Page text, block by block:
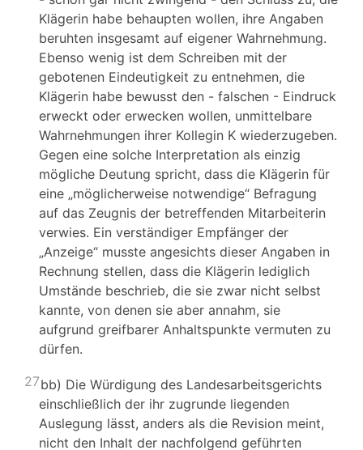
Klägerin habe behaupten wollen, ihre Angaben
beruhten insgesamt auf eigener Wahrnehmung.
Ebenso wenig ist dem Schreiben mit der
gebotenen Eindeutigkeit zu entnehmen, die
Klägerin habe bewusst den - falschen - Eindruck
erweckt oder erwecken wollen, unmittelbare
Wahrnehmungen ihrer Kollegin K wiederzugeben.
Gegen eine solche Interpretation als einzig
mögliche Deutung spricht, dass die Klägerin für
eine „möglicherweise notwendige“ Befragung
auf das Zeugnis der betreffenden Mitarbeiterin
verwies. Ein verständiger Empfänger der
„Anzeige“ musste angesichts dieser Angaben in
Rechnung stellen, dass die Klägerin lediglich
Umstände beschrieb, die sie zwar nicht selbst
kannte, von denen sie aber annahm, sie
aufgrund greifbarer Anhaltspunkte vermuten zu
dürfen.
27bb) Die Würdigung des Landesarbeitsgerichts
einschließlich der ihr zugrunde liegenden
Auslegung lässt, anders als die Revision meint,
nicht den Inhalt der nachfolgend geführten